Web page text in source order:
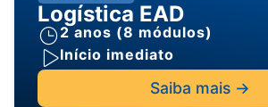
Logística EAD
2 anos (8 módulos)
Início imediato
Saiba mais ->